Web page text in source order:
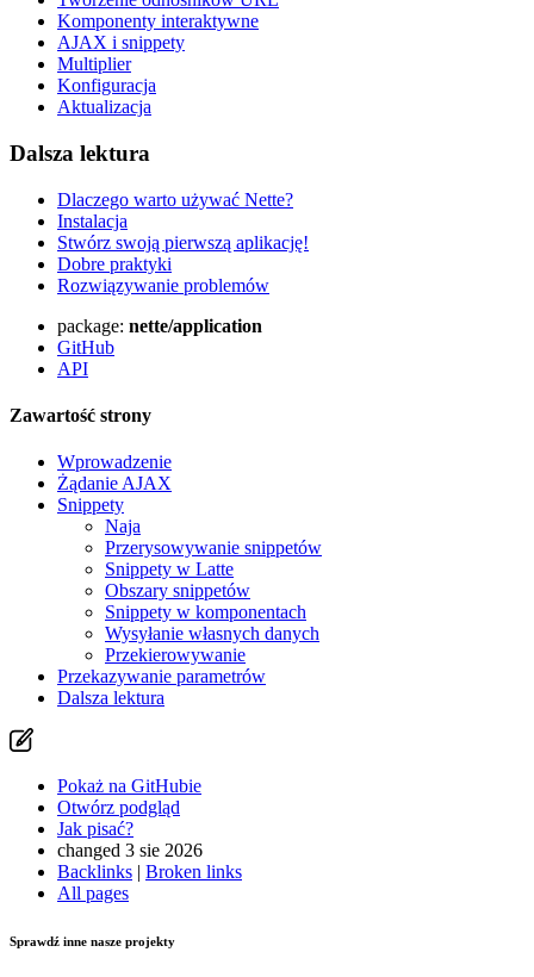
Znalazłeś/aś problem na tej stronie?
Pokaż na GitHubie(następnie naciśnij E, aby edytować)
Otwórz podgląd
Zgłoś problem z tą stroną na GitHubie
Komponenty interaktywne
AJAX i snippety
Multiplier
Konfiguracja
Aktualizacja
Dalsza lektura
Dlaczego warto używać Nette?
Instalacja
Stwórz swoją pierwszą aplikację!
Dobre praktyki
Rozwiązywanie problemów
package: nette/application
GitHub
API
Zawartość strony
Wprowadzenie
Żądanie AJAX
Snippety
Naja
Przerysowywanie snippetów
Snippety w Latte
Obszary snippetów
Snippety w komponentach
Wysyłanie własnych danych
Przekierowywanie
Przekazywanie parametrów
Dalsza lektura
Pokaż na GitHubie
Otwórz podgląd
Jak pisać?
changed 3 sie 2026
Backlinks | Broken links
All pages
Sprawdź inne nasze projekty